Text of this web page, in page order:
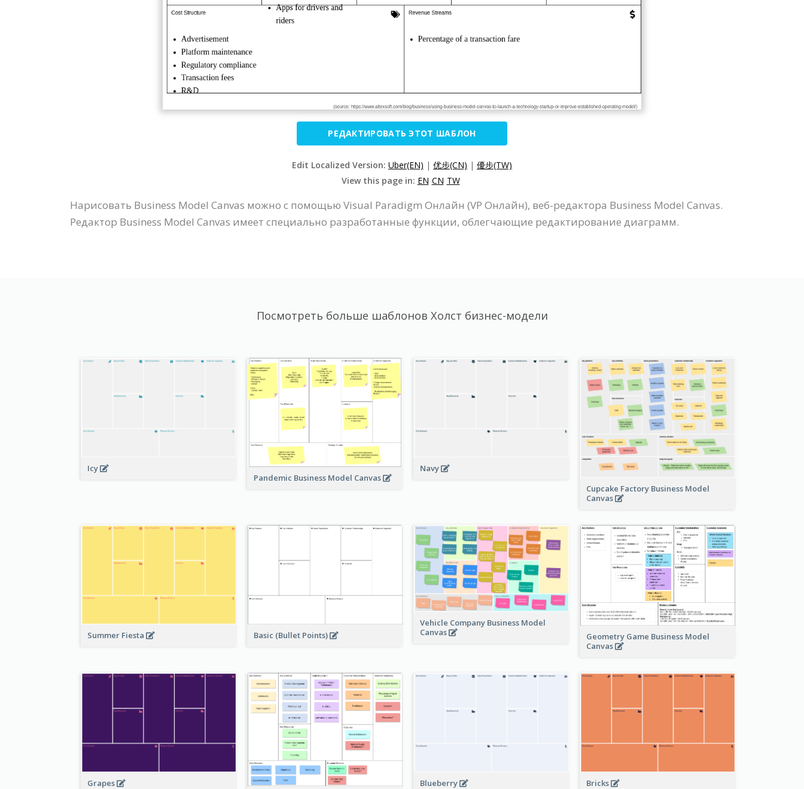
РЕДАКТИРОВАТЬ ЭТОТ ШАБЛОН
Edit Localized Version: Uber(EN) | 优步(CN) | 優步(TW)
View this page in: EN CN TW
Нарисовать Business Model Canvas можно с помощью Visual Paradigm Онлайн (VP Онлайн), веб-редактора Business Model Canvas.
Редактор Business Model Canvas имеет специально разработанные функции, облегчающие редактирование диаграмм.
Посмотреть больше шаблонов Холст бизнес-модели
Icy
Pandemic Business Model Canvas
Navy
Cupcake Factory Business Model
Canvas
Summer Fiesta Basic (Bullet Points)
Vehicle Company Business Model
Canvas
Geometry Game Business Model
Canvas
Grapes
Blueberry Bricks